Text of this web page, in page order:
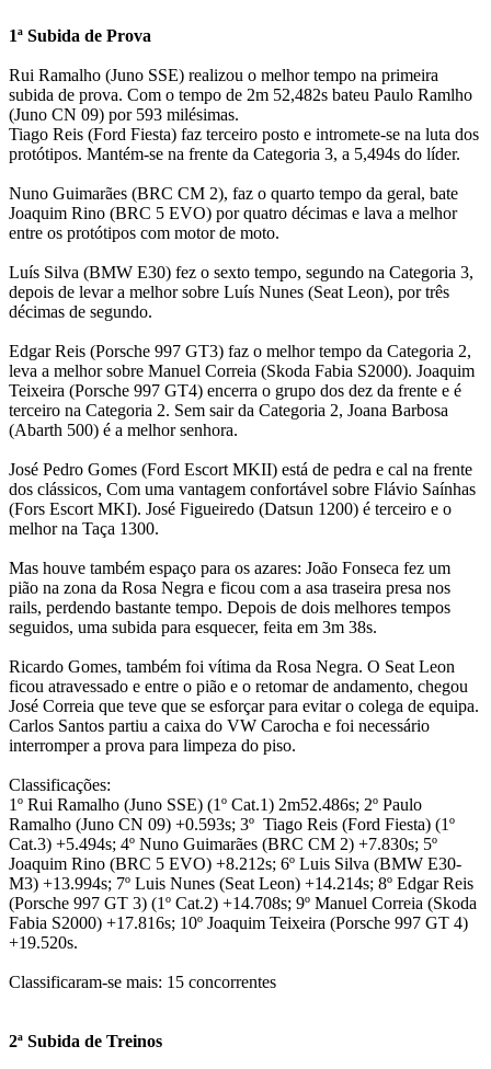
1ª Subida de Prova
Rui Ramalho (Juno SSE) realizou o melhor tempo na primeira
subida de prova. Com o tempo de 2m 52,482s bateu Paulo Ramlho
(Juno CN 09) por 593 milésimas.
Tiago Reis (Ford Fiesta) faz terceiro posto e intromete-se na luta dos
protótipos. Mantém-se na frente da Categoria 3, a 5,494s do líder.
Nuno Guimarães (BRC CM 2), faz o quarto tempo da geral, bate
Joaquim Rino (BRC 5 EVO) por quatro décimas e lava a melhor
entre os protótipos com motor de moto.
Luís Silva (BMW E30) fez o sexto tempo, segundo na Categoria 3,
depois de levar a melhor sobre Luís Nunes (Seat Leon), por três
décimas de segundo.
Edgar Reis (Porsche 997 GT3) faz o melhor tempo da Categoria 2,
leva a melhor sobre Manuel Correia (Skoda Fabia S2000). Joaquim
Teixeira (Porsche 997 GT4) encerra o grupo dos dez da frente e é
terceiro na Categoria 2. Sem sair da Categoria 2, Joana Barbosa
(Abarth 500) é a melhor senhora.
José Pedro Gomes (Ford Escort MKII) está de pedra e cal na frente
dos clássicos, Com uma vantagem confortável sobre Flávio Saínhas
(Fors Escort MKI). José Figueiredo (Datsun 1200) é terceiro e o
melhor na Taça 1300.
Mas houve também espaço para os azares: João Fonseca fez um
pião na zona da Rosa Negra e ficou com a asa traseira presa nos
rails, perdendo bastante tempo. Depois de dois melhores tempos
seguidos, uma subida para esquecer, feita em 3m 38s.
Ricardo Gomes, também foi vítima da Rosa Negra. O Seat Leon
ficou atravessado e entre o pião e o retomar de andamento, chegou
José Correia que teve que se esforçar para evitar o colega de equipa.
Carlos Santos partiu a caixa do VW Carocha e foi necessário
interromper a prova para limpeza do piso.
Classificações:
1º Rui Ramalho (Juno SSE) (1º Cat.1) 2m52.486s; 2º Paulo
Ramalho (Juno CN 09) +0.593s; 3º Tiago Reis (Ford Fiesta) (1º
Cat.3) +5.494s; 4º Nuno Guimarães (BRC CM 2) +7.830s; 5º
Joaquim Rino (BRC 5 EVO) +8.212s; 6º Luis Silva (BMW E30-
M3) +13.994s; 7º Luis Nunes (Seat Leon) +14.214s; 8º Edgar Reis
(Porsche 997 GT 3) (1º Cat.2) +14.708s; 9º Manuel Correia (Skoda
Fabia S2000) +17.816s; 10º Joaquim Teixeira (Porsche 997 GT 4)
+19.520s.
Classificaram-se mais: 15 concorrentes
2ª Subida de Treinos